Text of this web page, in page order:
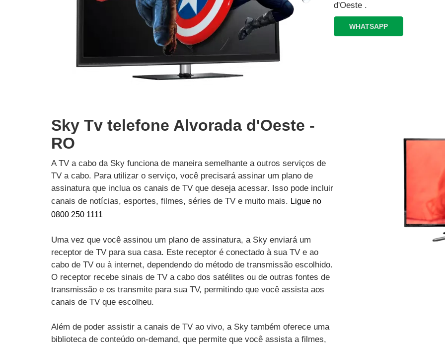
d'Oeste .
WHATSAPP
Sky Tv telefone Alvorada d'Oeste -
RO
A TV a cabo da Sky funciona de maneira semelhante a outros serviços de
TV a cabo. Para utilizar o serviço, você precisará assinar um plano de
assinatura que inclua os canais de TV que deseja acessar. Isso pode incluir
canais de notícias, esportes, filmes, séries de TV e muito mais. Ligue no
0800 250 1111
Uma vez que você assinou um plano de assinatura, a Sky enviará um
receptor de TV para sua casa. Este receptor é conectado à sua TV e ao
cabo de TV ou à internet, dependendo do método de transmissão escolhido.
O receptor recebe sinais de TV a cabo dos satélites ou de outras fontes de
transmissão e os transmite para sua TV, permitindo que você assista aos
canais de TV que escolheu.
Além de poder assistir a canais de TV ao vivo, a Sky também oferece uma
biblioteca de conteúdo on-demand, que permite que você assista a filmes,